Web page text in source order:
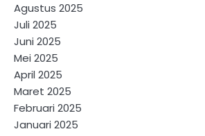
Agustus 2025
Juli 2025
Juni 2025
Mei 2025
April 2025
Maret 2025
Februari 2025
Januari 2025